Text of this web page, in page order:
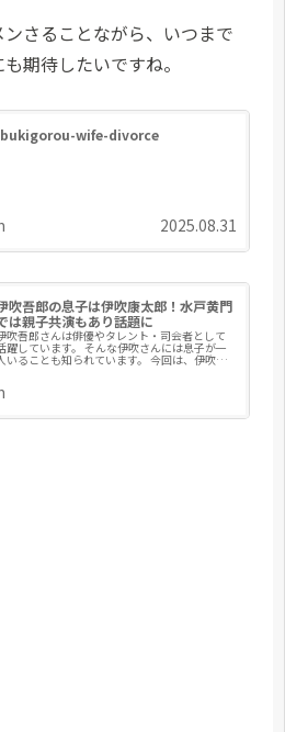
さることながら、いつまで
期待したいですね。
wife-divorce
2025.08.31
吹吾郎の息子は伊吹康太郎！水戸黄門
は親子共演もあり話題に
吹吾郎さんは俳優やタレント・司会者として
躍しています。 そんな伊吹さんには息子が一
いることも知られています。 今回は、伊吹吾
てみます。